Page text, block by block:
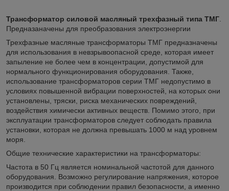
Трансформатор силовой масляный трехфазный типа ТМГ
Предназаначены для преобразования электроэнергии
Трехфазные масляные трансформаторы ТМГ предназначены
для использования в невзрывоопасной среде, которая имеет
запыление не более чем в концентрации, допустимой для
нормального функционирования оборудования. Также,
использование трансформаторов серии ТМГ недопустимо в
условиях повышенной вибрации поверхностей, на которых они
установлены, тряски, риска механических повреждений,
воздействия химически активных веществ. Помимо этого, при
эксплуатации трансформаторов следует соблюдать правила
установки, которая не должна превышать 1000 м над уровнем
моря.
Общие технические характеристики на трансформаторы:
Частота в 50 Гц является номинальной частотой для данного
оборудования. Возможно регулирование напряжения, которое
производится при соблюдении правил безопасности, а именно